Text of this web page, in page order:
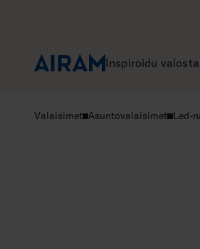
Inspiroidu valosta
Valaisimet Asuntovalaisimet Led-